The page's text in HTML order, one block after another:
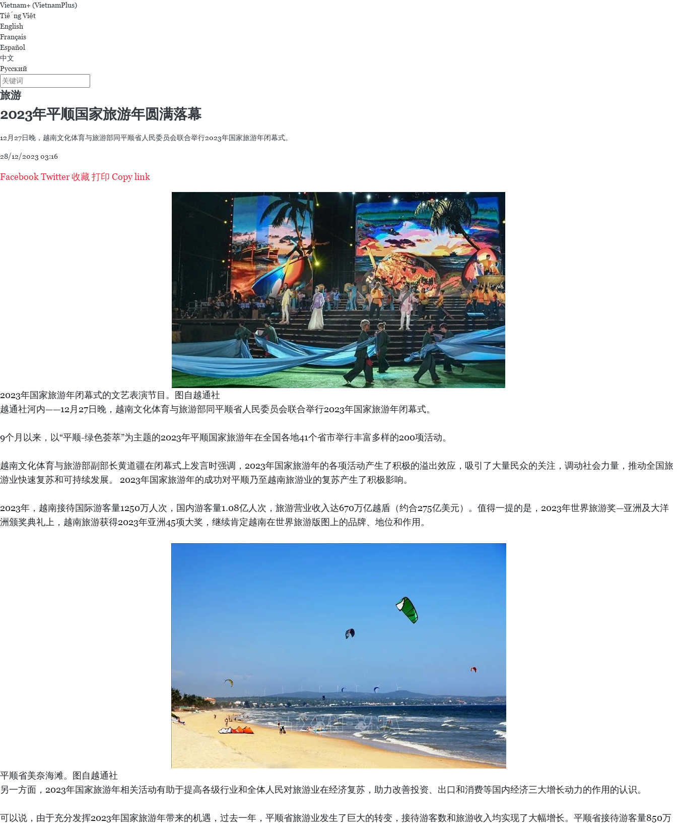
Vietnam+ (VietnamPlus)
Tiếng Việt
English
Français
Español
中文
Русский
旅游
2023年平顺国家旅游年圆满落幕
12月27日晚，越南文化体育与旅游部同平顺省人民委员会联合举行2023年国家旅游年闭幕式。
28/12/2023 03:16
FacebookTwitter收藏 打印 Copy link
2023年国家旅游年闭幕式的文艺表演节目。图自越通社
越通社河内——12月27日晚，越南文化体育与旅游部同平顺省人民委员会联合举行2023年国家旅游年闭幕式。
9个月以来，以“平顺-绿色荟萃”为主题的2023年平顺国家旅游年在全国各地41个省市举行丰富多样的200项活动。
越南文化体育与旅游部副部长黄道疆在闭幕式上发言时强调，2023年国家旅游年的各项活动产生了积极的溢出效应，吸引了大量民众的关注，调动社会力量，推动全国旅
游业快速复苏和可持续发展。 2023年国家旅游年的成功对平顺乃至越南旅游业的复苏产生了积极影响。
2023年，越南接待国际游客量1250万人次，国内游客量1.08亿人次，旅游营业收入达670万亿越盾（约合275亿美元）。值得一提的是，2023年世界旅游奖—亚洲及大洋
洲颁奖典礼上，越南旅游获得2023年亚洲45项大奖，继续肯定越南在世界旅游版图上的品牌、地位和作用。
平顺省美奈海滩。图自越通社
另一方面，2023年国家旅游年相关活动有助于提高各级行业和全体人民对旅游业在经济复苏，助力改善投资、出口和消费等国内经济三大增长动力的作用的认识。
可以说，由于充分发挥2023年国家旅游年带来的机遇，过去一年，平顺省旅游业发生了巨大的转变，接待游客数和旅游收入均实现了大幅增长。平顺省接待游客量850万